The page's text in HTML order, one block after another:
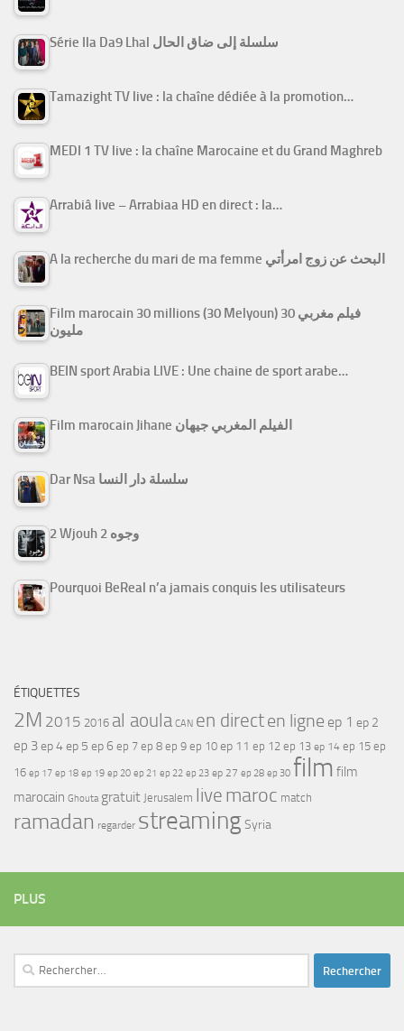
Série Ila Da9 Lhal سلسلة إلى ضاق الحال
Tamazight TV live : la chaîne dédiée à la promotion…
MEDI 1 TV live : la chaîne Marocaine et du Grand Maghreb
Arrabiâ live – Arrabiaa HD en direct : la…
A la recherche du mari de ma femme البحث عن زوج امرأتي
Film marocain 30 millions (30 Melyoun) فيلم مغربي 30
مليون
BEIN sport Arabia LIVE : Une chaine de sport arabe…
Film marocain Jihane الفيلم المغربي جيهان
Dar Nsa سلسلة دار النسا
2 Wjouh 2 وجوه
Pourquoi BeReal n’a jamais conquis les utilisateurs
ÉTIQUETTES
2M 2015 2016 al aoula CAN en directen ligne ep 1 ep 2
ep 3ep 4ep 5 ep 6 ep 7 ep 8 ep 9 ep 10 ep 11 ep 12 ep 13 ep 14 ep 15 ep
16 ep 17 ep 18 ep 19 ep 20 ep 21 ep 22 ep 23 ep 27 ep 28 ep 30 film film
marocain Ghouta gratuit Jerusalem live maroc match
ramadan regarder streamingSyria
PLUS
Rechercher :